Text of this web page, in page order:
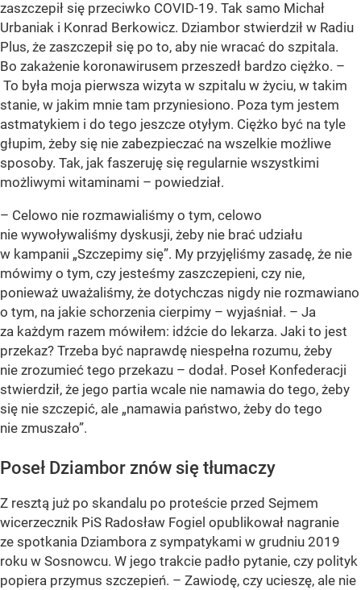
zaszczepił się przeciwko COVID-19. Tak samo Michał
Urbaniak i Konrad Berkowicz. Dziambor stwierdził w Radiu
Plus, że zaszczepił się po to, aby nie wracać do szpitala.
Bo zakażenie koronawirusem przeszedł bardzo ciężko. –
To była moja pierwsza wizyta w szpitalu w życiu, w takim
stanie, w jakim mnie tam przyniesiono. Poza tym jestem
astmatykiem i do tego jeszcze otyłym. Ciężko być na tyle
głupim, żeby się nie zabezpieczać na wszelkie możliwe
sposoby. Tak, jak faszeruję się regularnie wszystkimi
możliwymi witaminami – powiedział.
– Celowo nie rozmawialiśmy o tym, celowo
nie wywoływaliśmy dyskusji, żeby nie brać udziału
w kampanii „Szczepimy się”. My przyjęliśmy zasadę, że nie
mówimy o tym, czy jesteśmy zaszczepieni, czy nie,
ponieważ uważaliśmy, że dotychczas nigdy nie rozmawiano
o tym, na jakie schorzenia cierpimy – wyjaśniał. – Ja
za każdym razem mówiłem: idźcie do lekarza. Jaki to jest
przekaz? Trzeba być naprawdę niespełna rozumu, żeby
nie zrozumieć tego przekazu – dodał. Poseł Konfederacji
stwierdził, że jego partia wcale nie namawia do tego, żeby
się nie szczepić, ale „namawia państwo, żeby do tego
nie zmuszało”.
Poseł Dziambor znów się tłumaczy
Z resztą już po skandalu po proteście przed Sejmem
wicerzecznik PiS Radosław Fogiel opublikował nagranie
ze spotkania Dziambora z sympatykami w grudniu 2019
roku w Sosnowcu. W jego trakcie padło pytanie, czy polityk
popiera przymus szczepień. – Zawiodę, czy ucieszę, ale nie